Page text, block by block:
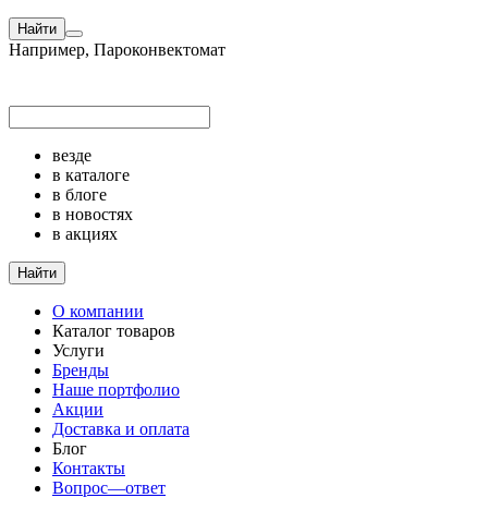
Найти
Например, Пароконвектомат
везде
в каталоге
в блоге
в новостях
в акциях
Найти
О компании
Каталог товаров
Услуги
Бренды
Наше портфолио
Акции
Доставка и оплата
Блог
Контакты
Вопрос—ответ